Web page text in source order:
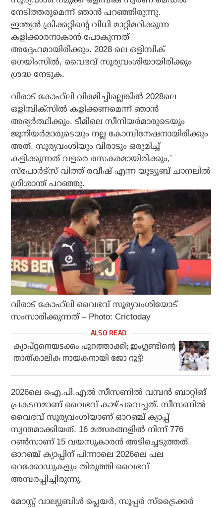
നേടിത്തരുമെന്ന് ഞാന്‍ പറഞ്ഞിരുന്നു.
ഇന്ത്യന്‍ ക്രിക്കറ്റിന്റെ വിധി മാറ്റിമറിക്കുന്ന
കളിക്കാരനാകാന്‍ പോകുന്നത്
അദ്ദേഹമായിരിക്കും. 2028 ലെ ഒളിമ്പിക്
ഗെയിംസില്‍, വൈഭവ് സൂര്യവംശിയായിരിക്കും
ശ്രദ്ധ നേടുക.
വിരാട് കോഹ്‌ലി വിരമിച്ചില്ലെങ്കില്‍ 2028ലെ
ഒളിമ്പിക്‌സില്‍ കളിക്കണമെന്ന് ഞാന്‍
അഭ്യര്‍ത്ഥിക്കും. ടീമിലെ സീനിയര്‍മാരുടെയും
ജൂനിയര്‍മാരുടെയും നല്ല കോമ്പിനേഷനായിരിക്കും
അത്. സൂര്യവംശിയും വിരാടും ഒരുമിച്ച്
കളിക്കുന്നത് വളരെ രസകരമായിരിക്കും,’
സ്‌പോര്‍ട്സ് വിത്ത് രവീഷ് എന്ന യൂട്യൂബ് ചാനലില്‍
ശ്രീശാന്ത് പറഞ്ഞു.
വിരാട് കോഹ്‌ലി വൈഭവ് സൂര്യവംശിയോട്
സംസാരിക്കുന്നത് – Photo: Crictoday
ക്യാപ്റ്റനെയടക്കം പുറത്താക്കി; ഇംഗ്ലണ്ടിന്റെ
താത്കാലിക നായകനായി ജോ റൂട്ട്!
2026ലെ ഐ.പി.എല്‍ സീസണില്‍ വമ്പന്‍ ബാറ്റിങ്
പ്രകടനമാണ് വൈഭവ് കാഴ്ചവെച്ചത്. സീസണില്‍
വൈഭവ് സൂര്യവംശിയാണ് ഓറഞ്ച് ക്യാപ്പ്
സ്വന്തമാക്കിയത്. 16 മത്സരങ്ങളില്‍ നിന്ന് 776
റണ്‍സാണ് 15 വയസുകാരന്‍ അടിച്ചെടുത്തത്.
ഓറഞ്ച് ക്യാപ്പിന് പിന്നാലെ 2026ലെ പല
റെക്കോഡുകളും തിരുത്തി വൈഭവ്
അമ്പരപ്പിച്ചിരുന്നു.
മോസ്റ്റ് വാല്യുബിള്‍ പ്ലെയര്‍, സൂപ്പര്‍ സ്‌ട്രൈക്കര്‍